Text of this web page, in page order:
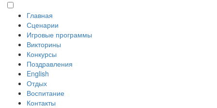
Главная
Сценарии
Игровые программы
Викторины
Конкурсы
Поздравления
English
Отдых
Воспитание
Контакты